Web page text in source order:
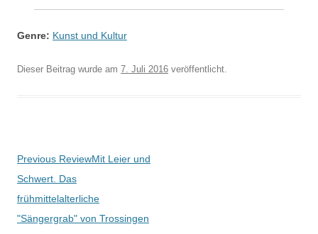
Genre: Kunst und Kultur
Dieser Beitrag wurde am 7. Juli 2016 veröffentlicht.
Beitragsnavigation
Previous ReviewMit Leier und
Schwert. Das
frühmittelalterliche
"Sängergrab" von Trossingen